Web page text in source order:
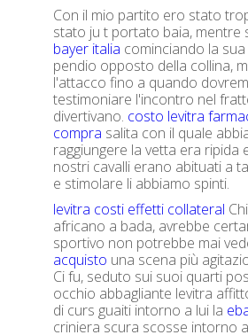
Con il mio partito ero stato
stato ju t portato baia, mentre
bayer italia cominciando la
pendio opposto della collina,
l'attacco fino a quando
testimoniare l'incontro nel
divertivano. costo levitra
compra salita con il quale
raggiungere la vetta era ripida
nostri cavalli erano abituati a
e stimolare li abbiamo spinti.
levitra costi effetti collateral
africano a bada, avrebbe
sportivo non potrebbe mai
acquisto una scena più
Ci fu, seduto sui suoi quarti
occhio abbagliante levitra
di curs guaiti intorno a lui la
criniera scura scosse intorno